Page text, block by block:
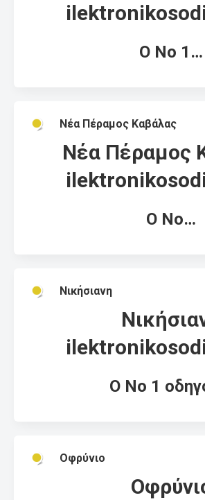
Ο Νο 1…
Νέα Πέραμος Καβάλας
Νέα Πέραμος
Ο Νο…
Νικήσιανη
Ο Νο 1
Οφρύνιο